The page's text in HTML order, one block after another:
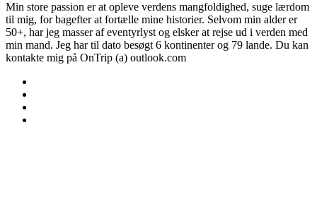
Min store passion er at opleve verdens mangfoldighed, suge lærdom
til mig, for bagefter at fortælle mine historier. Selvom min alder er
50+, har jeg masser af eventyrlyst og elsker at rejse ud i verden med
min mand. Jeg har til dato besøgt 6 kontinenter og 79 lande. Du kan
kontakte mig på OnTrip (a) outlook.com